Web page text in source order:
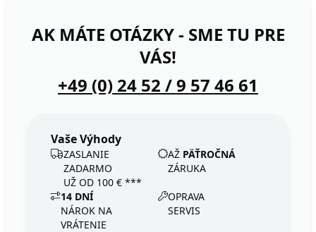
AK MÁTE OTÁZKY - SME TU PRE
VÁS!
+49 (0) 24 52 / 9 57 46 61
Vaše Výhody
ZASLANIE
ZADARMO
UŽ OD 100 € ***
AŽ PÄŤROČNÁ
ZÁRUKA
14 DNÍ
NÁROK NA
VRÁTENIE
OPRAVA
SERVIS